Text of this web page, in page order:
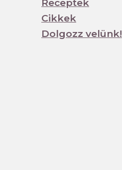
Receptek
Cikkek
Dolgozz velünk!